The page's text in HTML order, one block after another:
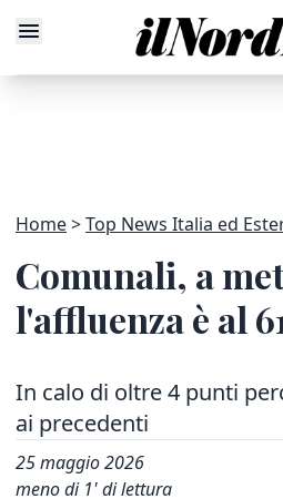
Home Top News Italia ed
Comunali, a
l'affluenza è al
In calo di oltre 4 punti
ai precedenti
25 maggio 2026
meno di 1' di lettura